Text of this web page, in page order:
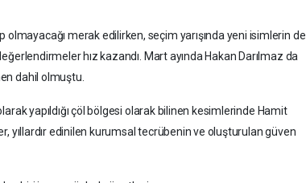
merak edilirken, seçim yarışında yeni isimlerin de
hız kazandı. Mart ayında Hakan Darılmaz da
dahil olmuştu.
yapıldığı çöl bölgesi olarak bilinen kesimlerinde Hamit
yıllardır edinilen kurumsal tecrübenin ve oluşturulan güven